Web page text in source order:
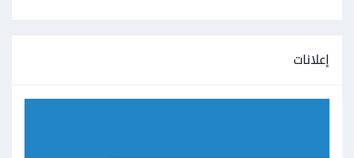
إعلانات